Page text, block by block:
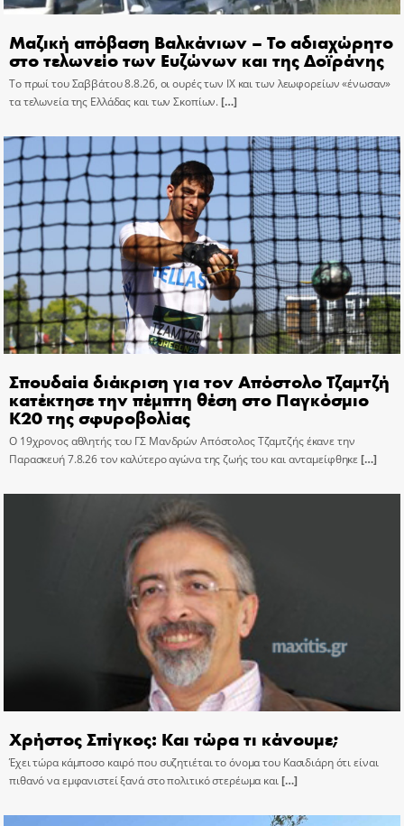
Μαζική απόβαση Βαλκάνιων – Το αδιαχώρητο
στο τελωνείο των Ευζώνων και της Δοϊράνης
Το πρωί του Σαββάτου 8.8.26, οι ουρές των ΙΧ και των λεωφορείων «ένωσαν»
τα τελωνεία της Ελλάδας και των Σκοπίων.[…]
Σπουδαία διάκριση για τον Απόστολο Τζαμτζή
κατέκτησε την πέμπτη θέση στο Παγκόσμιο
Κ20 της σφυροβολίας
Ο 19χρονος αθλητής του ΓΣ Μανδρών Απόστολος Τζαμτζής έκανε την
Παρασκευή 7.8.26 τον καλύτερο αγώνα της ζωής του και ανταμείφθηκε[…]
Χρήστος Σπίγκος: Και τώρα τι κάνουμε;
Έχει τώρα κάμποσο καιρό που συζητιέται το όνομα του Κασιδιάρη ότι είναι
πιθανό να εμφανιστεί ξανά στο πολιτικό στερέωμα και[…]